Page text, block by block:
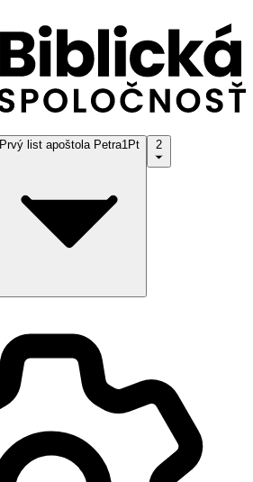
Prvý list apoštola Petra1Pt